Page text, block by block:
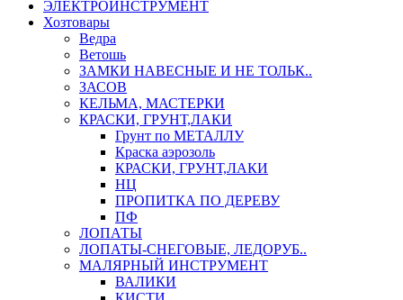
ЭЛЕКТРОИНСТРУМЕНТ
Хозтовары
Ведра
Ветошь
ЗАМКИ НАВЕСНЫЕ И НЕ ТОЛЬК..
ЗАСОВ
КЕЛЬМА, МАСТЕРКИ
КРАСКИ, ГРУНТ,ЛАКИ
Грунт по МЕТАЛЛУ
Краска аэрозоль
КРАСКИ, ГРУНТ,ЛАКИ
НЦ
ПРОПИТКА ПО ДЕРЕВУ
ПФ
ЛОПАТЫ
ЛОПАТЫ-СНЕГОВЫЕ, ЛЕДОРУБ..
МАЛЯРНЫЙ ИНСТРУМЕНТ
ВАЛИКИ